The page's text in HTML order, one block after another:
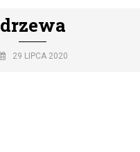
drzewa
29 LIPCA 2020